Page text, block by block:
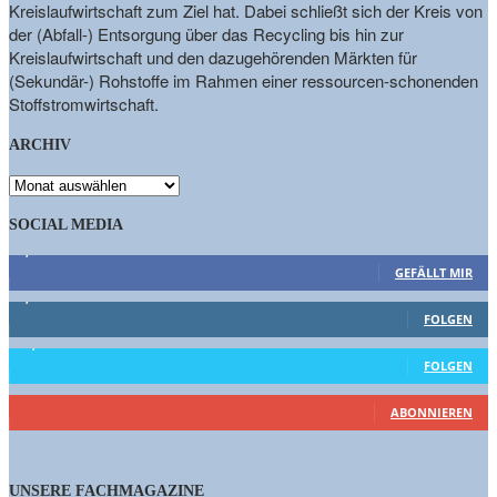
Kreislaufwirtschaft zum Ziel hat. Dabei schließt sich der Kreis von
der (Abfall-) Entsorgung über das Recycling bis hin zur
Kreislaufwirtschaft und den dazugehörenden Märkten für
(Sekundär-) Rohstoffe im Rahmen einer ressourcen-schonenden
Stoffstromwirtschaft.
ARCHIV
ARCHIV
SOCIAL MEDIA
GEFÄLLT MIR
1,662 Follower
FOLGEN
15,658 Follower
FOLGEN
460 Abonnenten
ABONNIEREN
UNSERE FACHMAGAZINE